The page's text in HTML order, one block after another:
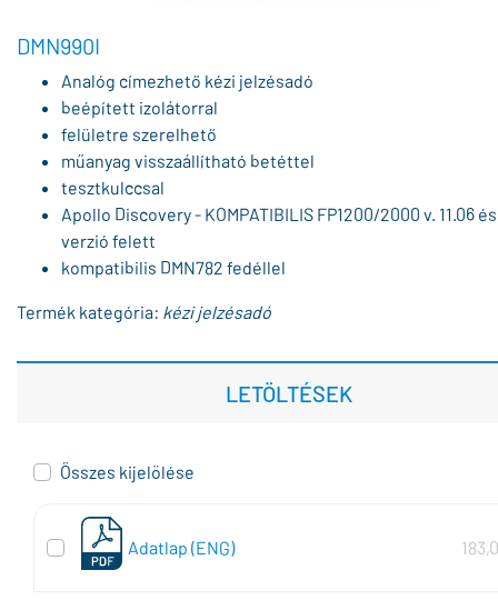
DMN990I
Analóg címezhető kézi jelzésadó
beépített izolátorral
felületre szerelhető
műanyag visszaállítható betéttel
tesztkulccsal
Apollo Discovery - KOMPATIBILIS FP1200/2000 v. 11.06
verzió felett
kompatibilis DMN782 fedéllel
Termék kategória: kézi jelzésadó
LETÖLTÉSEK
Összes kijelölése
Adatlap (ENG)